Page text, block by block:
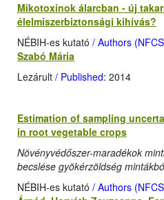
Mikotoxinok álarcban - új
élelmiszerbiztonsági kihívás?
NÉBIH-es kutató / Authors
Szabó Mária
Lezárult / Published: 2014
Estimation of sampling
in root vegetable crops
Növényvédőszer-maradékok
becslése gyökérzöldség
NÉBIH-es kutató / Authors